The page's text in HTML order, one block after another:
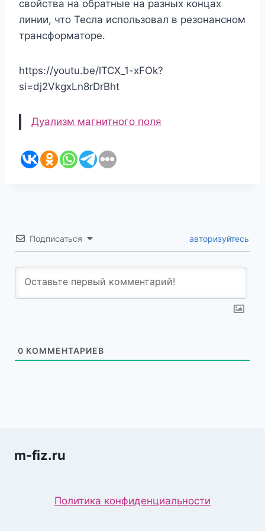
свойства на обратные на разных концах
линии, что Тесла использовал в резонансном
трансформаторе.
https://youtu.be/lTCX_1-xFOk?
si=dj2VkgxLn8rDrBht
Дуализм магнитного поля
Подписаться авторизуйтесь
0 КОММЕНТАРИЕВ
m-fiz.ru
Политика конфиденциальности